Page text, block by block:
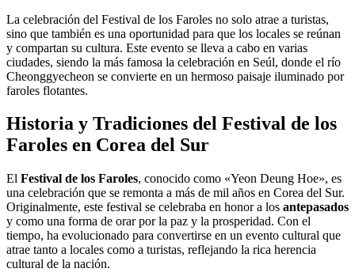
La celebración del Festival de los Faroles no solo atrae a turistas,
sino que también es una oportunidad para que los locales se reúnan
y compartan su cultura. Este evento se lleva a cabo en varias
ciudades, siendo la más famosa la celebración en Seúl, donde el río
Cheonggyecheon se convierte en un hermoso paisaje iluminado por
faroles flotantes.
Historia y Tradiciones del Festival de los
Faroles en Corea del Sur
El Festival de los Faroles, conocido como «Yeon Deung Hoe», es
una celebración que se remonta a más de mil años en Corea del Sur.
Originalmente, este festival se celebraba en honor a los antepasados
y como una forma de orar por la paz y la prosperidad. Con el
tiempo, ha evolucionado para convertirse en un evento cultural que
atrae tanto a locales como a turistas, reflejando la rica herencia
cultural de la nación.